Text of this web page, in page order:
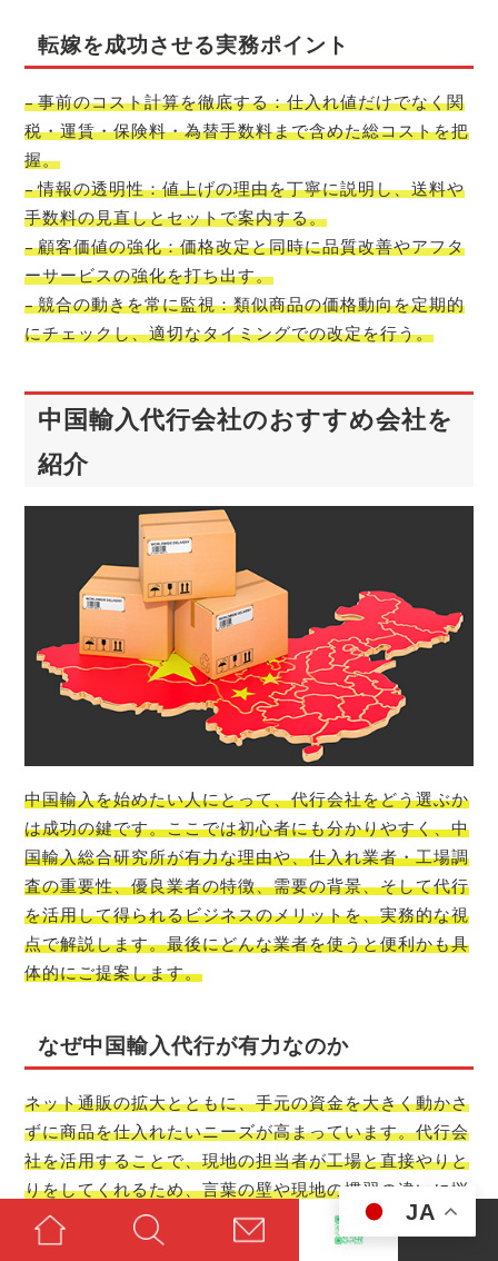
転嫁を成功させる実務ポイント
– 事前のコスト計算を徹底する：仕入れ値だけでなく関
税・運賃・保険料・為替手数料まで含めた総コストを把
握。
– 情報の透明性：値上げの理由を丁寧に説明し、送料や
手数料の見直しとセットで案内する。
– 顧客価値の強化：価格改定と同時に品質改善やアフタ
ーサービスの強化を打ち出す。
– 競合の動きを常に監視：類似商品の価格動向を定期的
にチェックし、適切なタイミングでの改定を行う。
中国輸入代行会社のおすすめ会社を
紹介
中国輸入を始めたい人にとって、代行会社をどう選ぶか
は成功の鍵です。ここでは初心者にも分かりやすく、中
国輸入総合研究所が有力な理由や、仕入れ業者・工場調
査の重要性、優良業者の特徴、需要の背景、そして代行
を活用して得られるビジネスのメリットを、実務的な視
点で解説します。最後にどんな業者を使うと便利かも具
体的にご提案します。
なぜ中国輸入代行が有力なのか
ネット通販の拡大とともに、手元の資金を大きく動かさ
ずに商品を仕入れたいニーズが高まっています。代行会
社を活用することで、現地の担当者が工場と直接やりと
りをしてくれるため、言葉の壁や現地の慣習の違いに悩
むことが減ります。特に初心者は、現地視察の代行、品
質チェック、輸出入の手続き、輸送手配までを任せられ
JA